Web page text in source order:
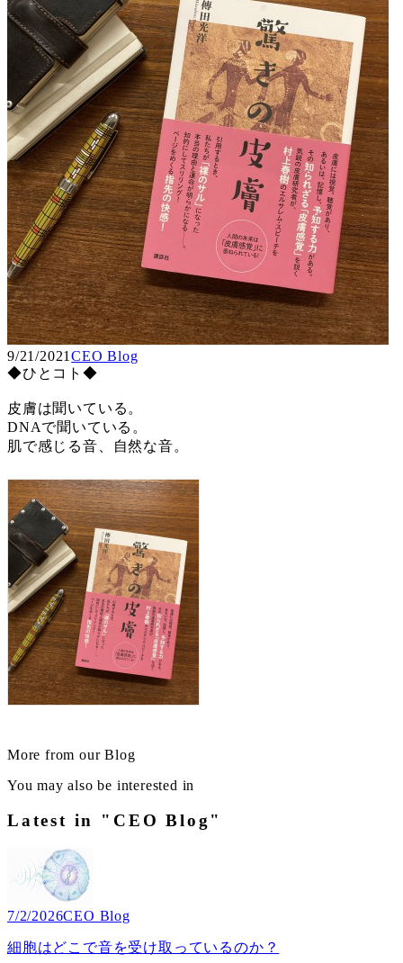
9/21/2021CEO Blog
◆ひとコト◆
皮膚は聞いている。
DNAで聞いている。
肌で感じる音、自然な音。
More from our Blog
You may also be interested in
Latest in "CEO Blog"
7/2/2026CEO Blog
細胞はどこで音を受け取っているのか？